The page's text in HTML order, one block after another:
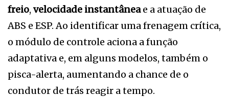
freio, velocidade instantâneae a atuação de
ABS e ESP. Ao identificar uma frenagem crítica,
o módulo de controle aciona a função
adaptativa e, em alguns modelos, também o
pisca-alerta, aumentando a chance de o
condutor de trás reagir a tempo.